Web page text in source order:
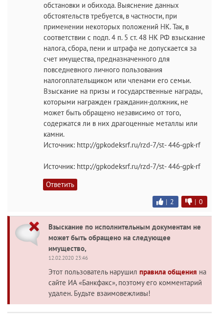
обстановки и обихода. Выяснение данных
обстоятельств требуется, в частности, при
применении некоторых положений НК. Так, в
соответствии с подп. 4 п. 5 ст. 48 НК РФ взыскание
налога, сбора, пени и штрафа не допускается за
счет имущества, предназначенного для
повседневного личного пользования
налогоплательщиком или членами его семьи.
Взыскание на призы и государственные награды,
которыми награжден гражданин-должник, не
может быть обращено независимо от того,
содержатся ли в них драгоценные металлы или
камни.
Источник: http://gpkodeksrf.ru/rzd-7/st- 446-gpk-rf
Источник: http://gpkodeksrf.ru/rzd-7/st- 446-gpk-rf
Ответить
| 2 | 0
Взыскание по исполнительным документам не
может быть обращено на следующее
имущество,
12.02.2020 23:46
Этот пользователь нарушил правила общения на
сайте ИА «Банкфакс», поэтому его комментарий
удален. Будьте взаимовежливы!